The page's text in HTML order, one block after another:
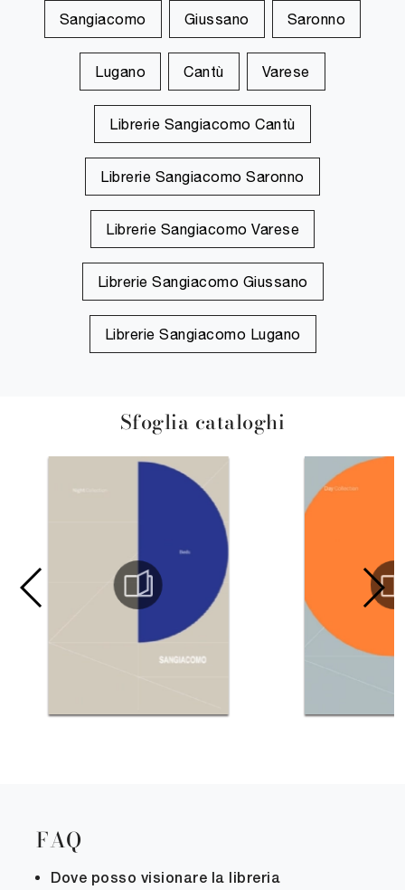
Sangiacomo Giussano Saronno
Lugano Cantù Varese
Librerie Sangiacomo Cantù
Librerie Sangiacomo Saronno
Librerie Sangiacomo Varese
Librerie Sangiacomo Giussano
Librerie Sangiacomo Lugano
Sfoglia cataloghi
FAQ
Dove posso visionare la libreria